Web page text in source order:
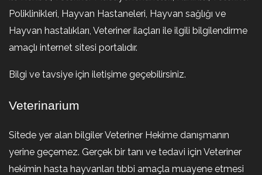
Poliklinikleri, Hayvan Hastaneleri, Hayvan sağlığı ve
Hayvan hastalıkları, Veteriner ilaçları ile ilgili bilgilendirme
amaçlı internet sitesi portalıdır.
Bilgi ve tavsiye için iletişime geçebilirsiniz.
Veterinarium
Sitede yer alan bilgiler Veteriner Hekime danışmanın
yerine geçemez. Gerçek bir tanı ve tedavi için Veteriner
hekimin hasta hayvanları tıbbi amaçla muayene etmesi